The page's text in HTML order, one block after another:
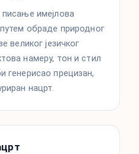
имејлова
обраде природног
великог језичког
намеру, тон и стил
генерисао прецизан,
нацрт.